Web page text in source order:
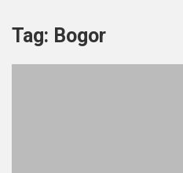
Tag: Bogor